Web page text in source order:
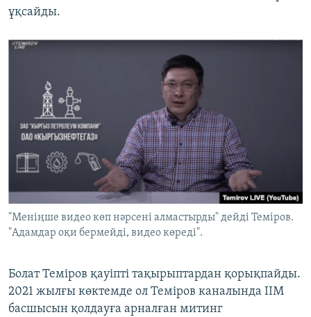
ұқсайды.
"Меніңше видео көп нәрсені алмастырды" дейді Теміров.
"Адамдар оқи бермейді, видео көреді".
Болат Теміров қауіпті тақырыптардан қорықпайды.
2021 жылғы көктемде ол Теміров каналында ІІМ
басшысын қолдауға арналған митинг